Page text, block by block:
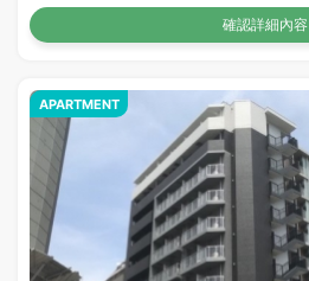
確認詳細內容
APARTMENT